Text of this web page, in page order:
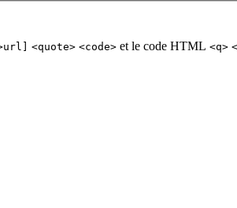
<quote> <code> et le code HTML <q>